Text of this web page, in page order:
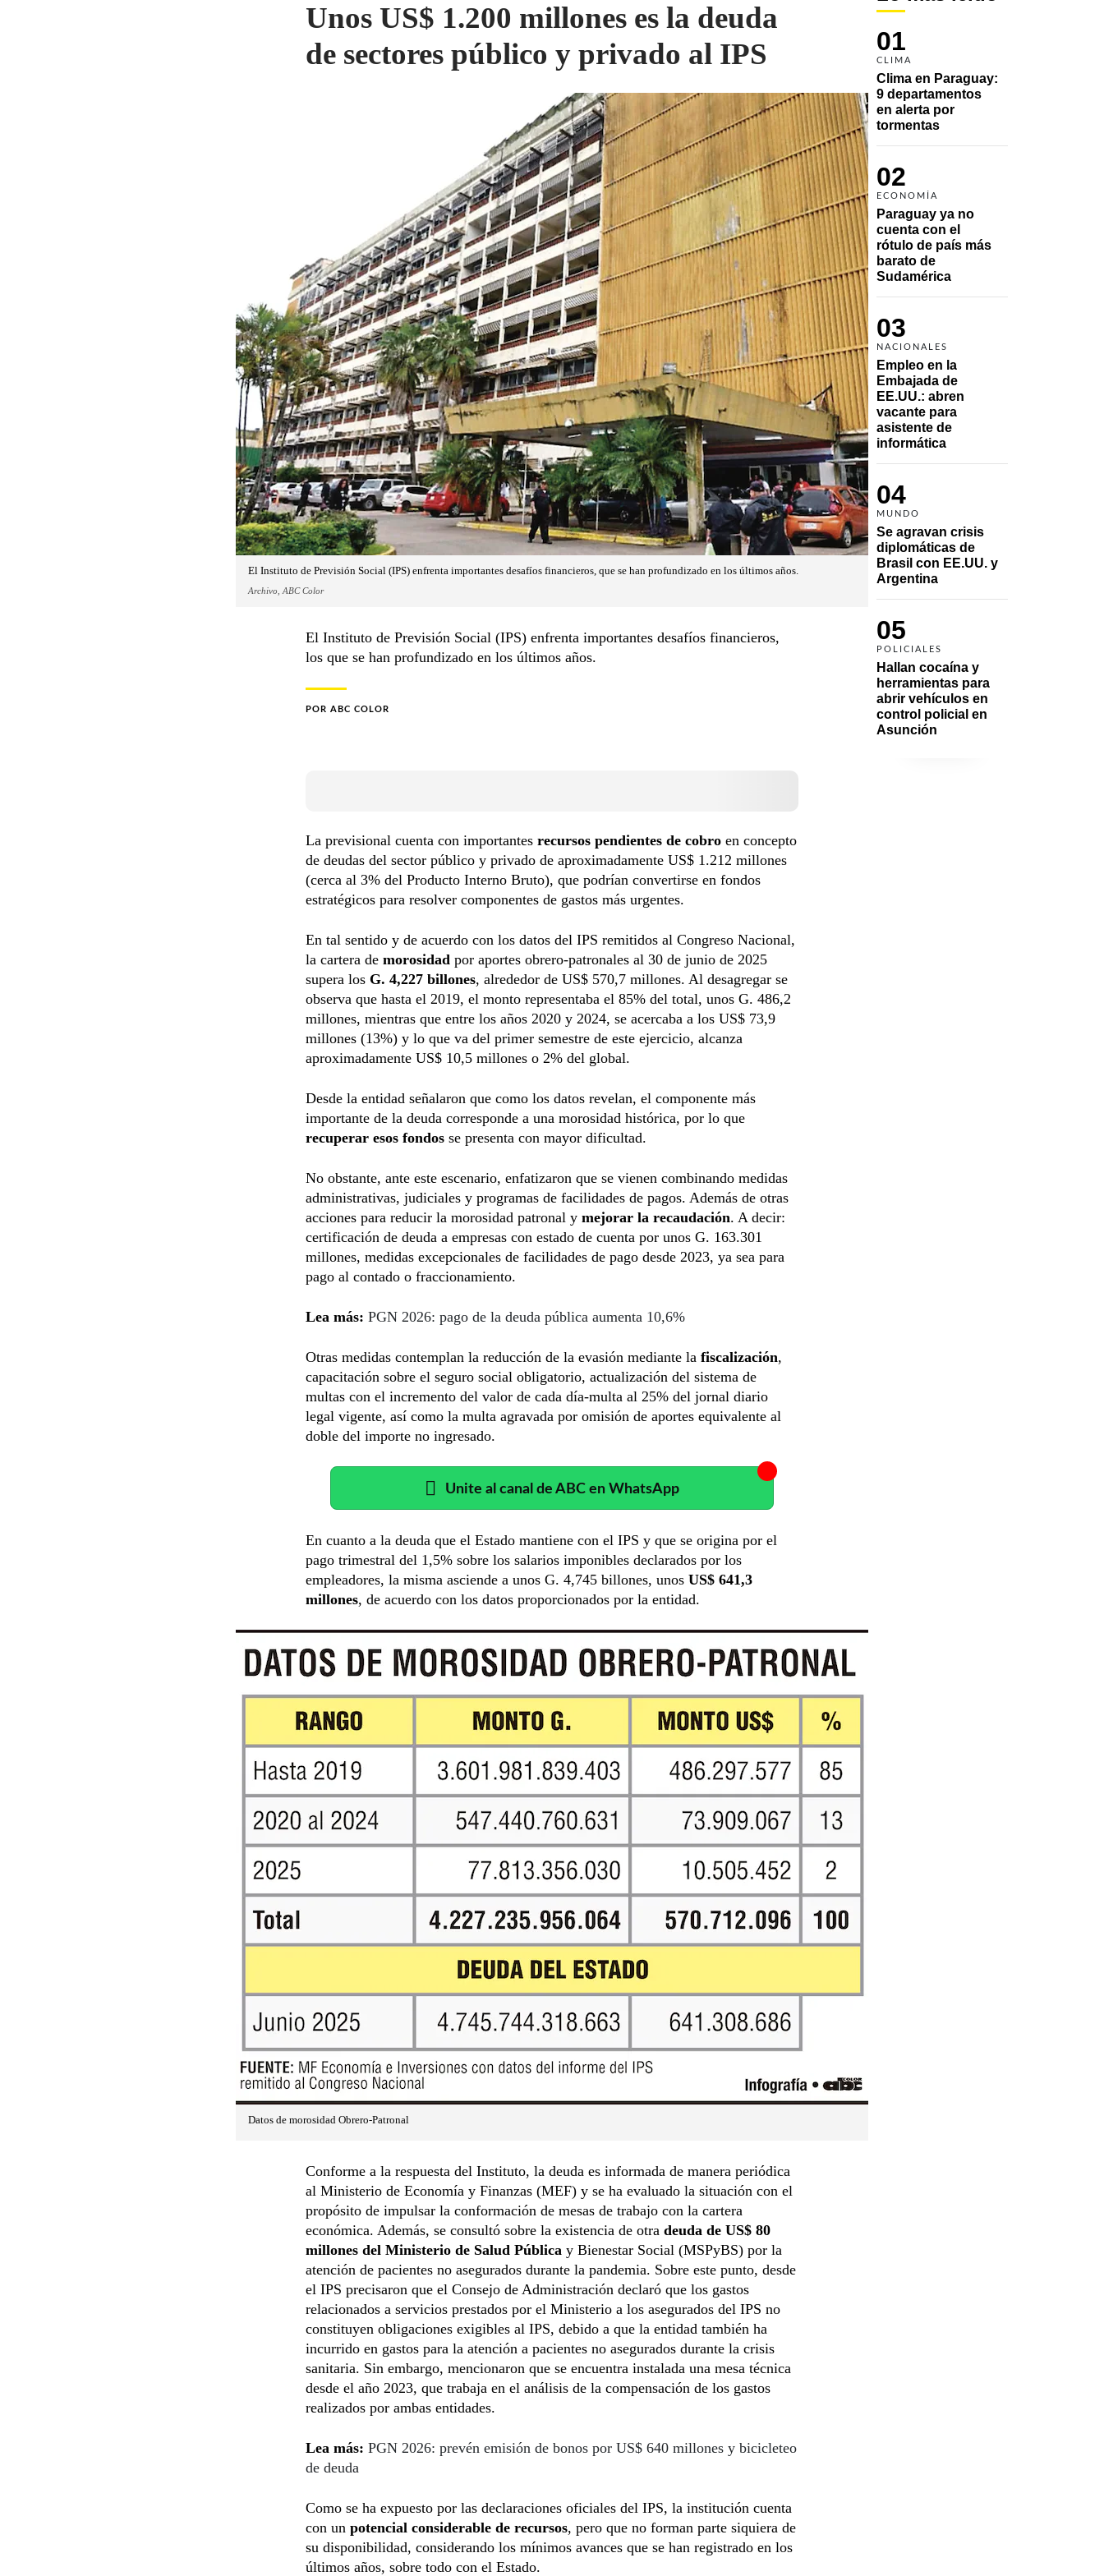
01
CLIMA
Clima en Paraguay:
9 departamentos
en alerta por
tormentas
02
ECONOMÍA
Paraguay ya no
cuenta con el
rótulo de país más
barato de
Sudamérica
03
NACIONALES
Empleo en la
Embajada de
EE.UU.: abren
vacante para
asistente de
informática
04
MUNDO
Se agravan crisis
diplomáticas de
Brasil con EE.UU. y
Argentina
05
POLICIALES
Hallan cocaína y
herramientas para
abrir vehículos en
control policial en
Asunción
Unos US$ 1.200 millones es la deuda
de sectores público y privado al IPS
El Instituto de Previsión Social (IPS) enfrenta importantes desafíos financieros, que se han profundizado en los últimos años.
Archivo, ABC Color
El Instituto de Previsión Social (IPS) enfrenta importantes desafíos financieros,
los que se han profundizado en los últimos años.
POR ABC COLOR
La previsional cuenta con importantes recursos pendientes de cobro en concepto
de deudas del sector público y privado de aproximadamente US$ 1.212 millones
(cerca al 3% del Producto Interno Bruto), que podrían convertirse en fondos
estratégicos para resolver componentes de gastos más urgentes.
En tal sentido y de acuerdo con los datos del IPS remitidos al Congreso Nacional,
la cartera de morosidad por aportes obrero-patronales al 30 de junio de 2025
supera los G. 4,227 billones, alrededor de US$ 570,7 millones. Al desagregar se
observa que hasta el 2019, el monto representaba el 85% del total, unos G. 486,2
millones, mientras que entre los años 2020 y 2024, se acercaba a los US$ 73,9
millones (13%) y lo que va del primer semestre de este ejercicio, alcanza
aproximadamente US$ 10,5 millones o 2% del global.
Desde la entidad señalaron que como los datos revelan, el componente más
importante de la deuda corresponde a una morosidad histórica, por lo que
recuperar esos fondos se presenta con mayor dificultad.
No obstante, ante este escenario, enfatizaron que se vienen combinando medidas
administrativas, judiciales y programas de facilidades de pagos. Además de otras
acciones para reducir la morosidad patronal y mejorar la recaudación. A decir:
certificación de deuda a empresas con estado de cuenta por unos G. 163.301
millones, medidas excepcionales de facilidades de pago desde 2023, ya sea para
pago al contado o fraccionamiento.
Lea más: PGN 2026: pago de la deuda pública aumenta 10,6%
Otras medidas contemplan la reducción de la evasión mediante la fiscalización,
capacitación sobre el seguro social obligatorio, actualización del sistema de
multas con el incremento del valor de cada día-multa al 25% del jornal diario
legal vigente, así como la multa agravada por omisión de aportes equivalente al
doble del importe no ingresado.
Unite al canal de ABC en WhatsApp
En cuanto a la deuda que el Estado mantiene con el IPS y que se origina por el
pago trimestral del 1,5% sobre los salarios imponibles declarados por los
empleadores, la misma asciende a unos G. 4,745 billones, unos US$ 641,3
millones, de acuerdo con los datos proporcionados por la entidad.
Datos de morosidad Obrero-Patronal
Conforme a la respuesta del Instituto, la deuda es informada de manera periódica
al Ministerio de Economía y Finanzas (MEF) y se ha evaluado la situación con el
propósito de impulsar la conformación de mesas de trabajo con la cartera
económica. Además, se consultó sobre la existencia de otra deuda de US$ 80
millones del Ministerio de Salud Pública y Bienestar Social (MSPyBS) por la
atención de pacientes no asegurados durante la pandemia. Sobre este punto, desde
el IPS precisaron que el Consejo de Administración declaró que los gastos
relacionados a servicios prestados por el Ministerio a los asegurados del IPS no
constituyen obligaciones exigibles al IPS, debido a que la entidad también ha
incurrido en gastos para la atención a pacientes no asegurados durante la crisis
sanitaria. Sin embargo, mencionaron que se encuentra instalada una mesa técnica
desde el año 2023, que trabaja en el análisis de la compensación de los gastos
realizados por ambas entidades.
Lea más: PGN 2026: prevén emisión de bonos por US$ 640 millones y bicicleteo
de deuda
Como se ha expuesto por las declaraciones oficiales del IPS, la institución cuenta
con un potencial considerable de recursos, pero que no forman parte siquiera de
su disponibilidad, considerando los mínimos avances que se han registrado en los
últimos años, sobre todo con el Estado.